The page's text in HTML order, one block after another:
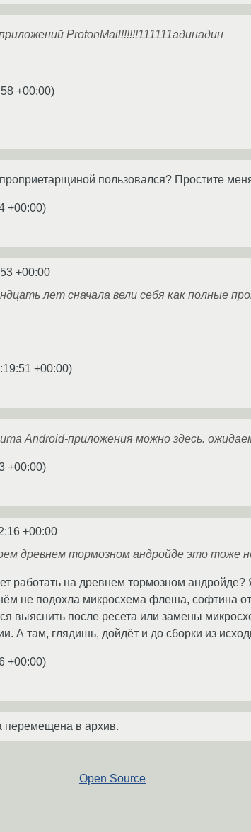
ProtonMail!!!!!!111111адинадин
+00:00)
проприетарщиной пользовался? Простите
+00:00)
+00:00
лет сначала вели себя как полные
+00:00)
Android-приложения можно здесь.
+00:00)
+00:00
древнем тормозном андройде это тоже
работать на древнем тормозном андройде?
не подохла микросхема флеша, софтина
выяснить после ресета или замены
А там, глядишь, дойдёт и до сборки из
+00:00)
перемещена в архив.
Open Source